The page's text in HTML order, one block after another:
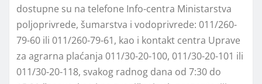
dostupne su na telefone Info-centra Ministarstva
polјoprivrede, šumarstva i vodoprivrede: 011/260-
79-60 ili 011/260-79-61, kao i kontakt centra Uprave
za agrarna plaćanja 011/30-20-100, 011/30-20-101 ili
011/30-20-118, svakog radnog dana od 7:30 do